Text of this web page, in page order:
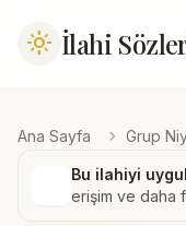
light_mode İlahi
Ana Sayfa chevron_right Grup
Bu ilahiyi
erişim ve daha